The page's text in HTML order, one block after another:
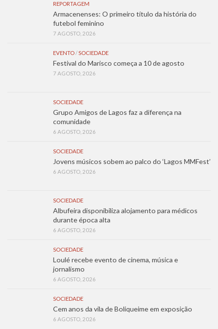
REPORTAGEM
Armacenenses: O primeiro título da história do
futebol feminino
7 AGOSTO, 2026
EVENTO/SOCIEDADE
Festival do Marisco começa a 10 de agosto
7 AGOSTO, 2026
SOCIEDADE
Grupo Amigos de Lagos faz a diferença na
comunidade
6 AGOSTO, 2026
SOCIEDADE
Jovens músicos sobem ao palco do ‘Lagos MMFest’
6 AGOSTO, 2026
SOCIEDADE
Albufeira disponibiliza alojamento para médicos
durante época alta
6 AGOSTO, 2026
SOCIEDADE
Loulé recebe evento de cinema, música e
jornalismo
6 AGOSTO, 2026
SOCIEDADE
Cem anos da vila de Boliqueime em exposição
6 AGOSTO, 2026